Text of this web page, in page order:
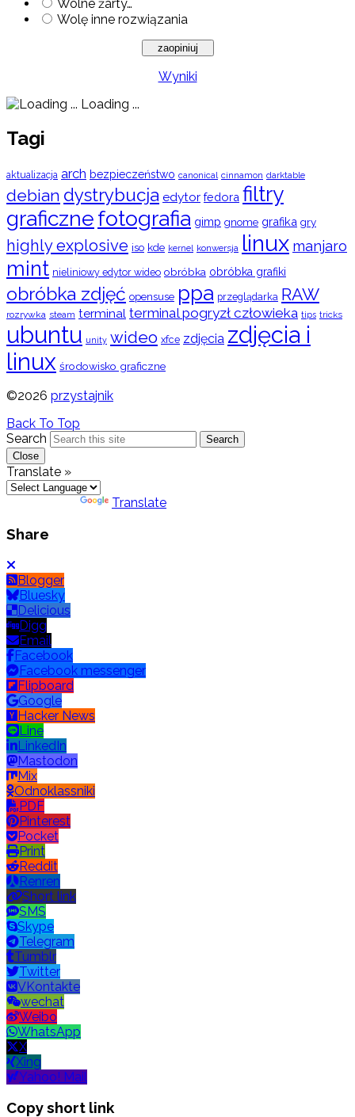
Wolne żarty…
Wolę inne rozwiązania
Wyniki
Loading ...
Tagi
aktualizacja arch bezpieczeństwo canonical cinnamon darktable
debian dystrybucja edytor fedora filtry
graficznefotografia gimp gnome grafika gry
highly explosive iso kde kernel konwersja linux manjaro
mint nieliniowy edytor wideo obróbka obróbka grafiki
obróbka zdjęć opensuse ppa przeglądarka RAW
rozrywka steam terminal terminal pogryzł człowieka tips tricks
ubuntu unity wideo xfce zdjęcia zdjęcia i
linux środowisko graficzne
©2026 przystajnik
Back To Top
Search
Search
Close
Translate »
Translate
Share
Blogger
Bluesky
Delicious
Digg
Email
Facebook
Facebook messenger
Flipboard
Google
Hacker News
Line
LinkedIn
Mastodon
Mix
Odnoklassniki
PDF
Pinterest
Pocket
Print
Reddit
Renren
Short link
SMS
Skype
Telegram
Tumblr
Twitter
VKontakte
wechat
Weibo
WhatsApp
X
Xing
Yahoo! Mail
Copy short link